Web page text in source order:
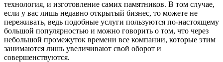
технология, и изготовление самих памятников. В том случае,
если у вас лишь недавно открытый бизнес, то можете не
переживать, ведь подобные услуги пользуются по-настоящему
большой популярностью и можно говорить о том, что через
небольшой промежуток времени все компании, которые этим
занимаются лишь увеличивают свой оборот и
совершенствуются.